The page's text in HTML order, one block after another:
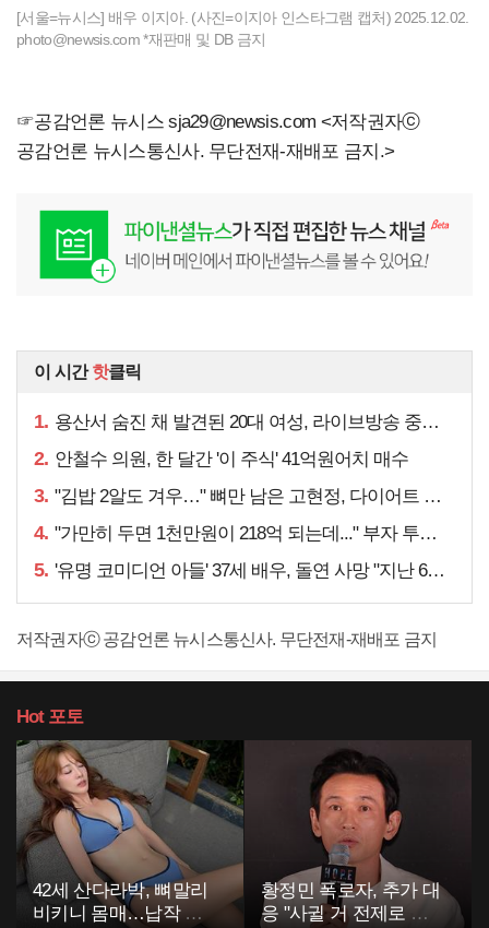
[서울=뉴시스] 배우 이지아. (사진=이지아 인스타그램 캡처) 2025.12.02.
photo@newsis.com*재판매 및 DB 금지
☞공감언론 뉴시스 sja29@newsis.com <저작권자ⓒ
공감언론 뉴시스통신사. 무단전재-재배포 금지.>
이 시간핫클릭
1. 용산서 숨진 채 발견된 20대 여성, 라이브방송 중에...
2. 안철수 의원, 한 달간 '이 주식' 41억원어치 매수
3. "김밥 2알도 겨우…" 뼈만 남은 고현정, 다이어트 아니라
4. "가만히 두면 1천만원이 218억 되는데..." 부자 투자법
5. '유명 코미디언 아들' 37세 배우, 돌연 사망 "지난 6월에도…"
저작권자ⓒ 공감언론 뉴시스통신사. 무단전재-재배포 금지
Hot포토
42세 산다라박, 뼈말리
비키니 몸매…납작 복
황정민 폭로자, 추가 대
응 "사귈 거 전제로 하